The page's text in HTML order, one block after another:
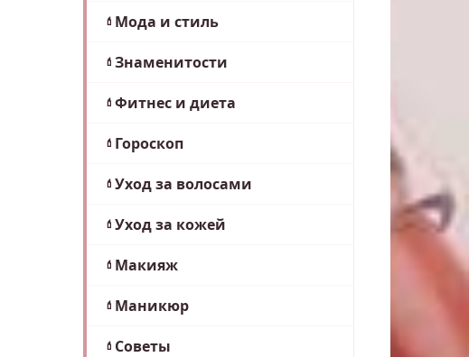
Мода и стиль
Знаменитости
Фитнес и диета
Гороскоп
Уход за волосами
Уход за кожей
Макияж
Маникюр
Советы